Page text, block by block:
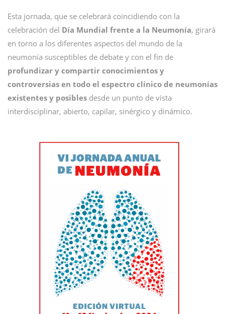
Esta jornada, que se celebrará coincidiendo con la
celebración del Día Mundial frente a la Neumonía, girará
en torno a los diferentes aspectos del mundo de la
neumonía susceptibles de debate y con el fin de
profundizar y compartir conocimientos y
controversias en todo el espectro clínico de neumonías
existentes y posibles desde un punto de vista
interdisciplinar, abierto, capilar, sinérgico y dinámico.